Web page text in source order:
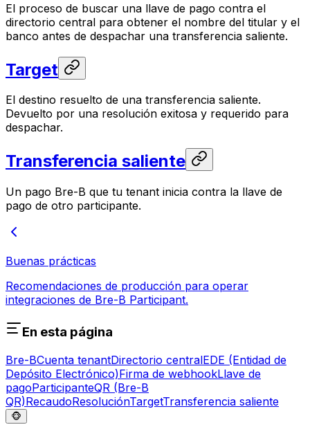
El proceso de buscar una llave de pago contra el
directorio central para obtener el nombre del titular y el
banco antes de despachar una transferencia saliente.
Target
El destino resuelto de una transferencia saliente.
Devuelto por una resolución exitosa y requerido para
despachar.
Transferencia saliente
Un pago Bre-B que tu tenant inicia contra la llave de
pago de otro participante.
Buenas prácticas
Recomendaciones de producción para operar
integraciones de Bre-B Participant.
En esta página
Bre-BCuenta tenantDirectorio centralEDE (Entidad de
Depósito Electrónico)Firma de webhookLlave de
pagoParticipanteQR (Bre-B
QR)RecaudoResoluciónTargetTransferencia saliente
🐵